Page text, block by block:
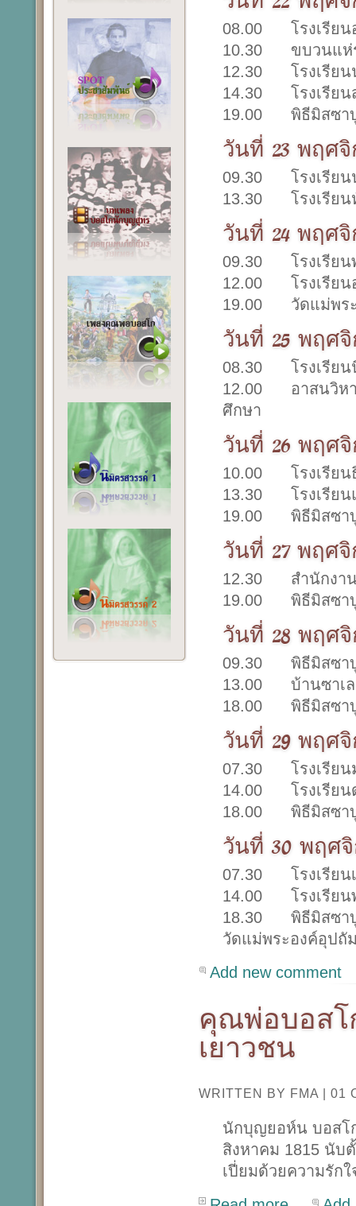
08.00 โรงเรียน
10.30 ขบวนแห่ร
12.30 โรงเรียน
14.30 โรงเรียน
19.00 พิธีมิสซาบู
วันที่ 23 พฤศจิ
09.30 โรงเรียน
13.30 โรงเรียน
วันที่ 24 พฤศจิ
09.30 โรงเรียน
12.00 โรงเรียน
19.00 วัดแม่พระ
วันที่ 25 พฤศจิ
08.30 โรงเรียน
12.00 อาสนวิหา
ศึกษา
วันที่ 26 พฤศจิ
10.00 โรงเรียน
13.30 โรงเรียน
19.00 พิธีมิสซาบู
วันที่ 27 พฤศจิ
12.30 สำนักงาน
19.00 พิธีมิสซาบู
วันที่ 28 พฤศจิ
09.30 พิธีมิสซาบู
13.00 บ้านซาเล
18.00 พิธีมิสซา
วันที่ 29 พฤศจิ
07.30 โรงเรียน
14.00 โรงเรียน
18.00 พิธีมิสซา
วันที่ 30 พฤศจิ
07.30 โรงเรียน
14.00 โรงเรียน
18.30 พิธีมิสซาบู
วัดแม่พระองค์อุปถั
Add new comment
คุณพ่อบอสโ
เยาวชน
WRITTEN BY FMA 01
นักบุญยอห์น บอสโ
สิงหาคม 1815 นับ
เปี่ยมด้วยความรัก